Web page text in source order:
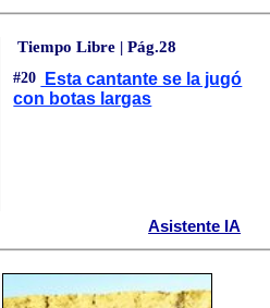
Tiempo Libre | Pág.28
#20
Esta cantante se la jugó
con botas largas
Asistente IA